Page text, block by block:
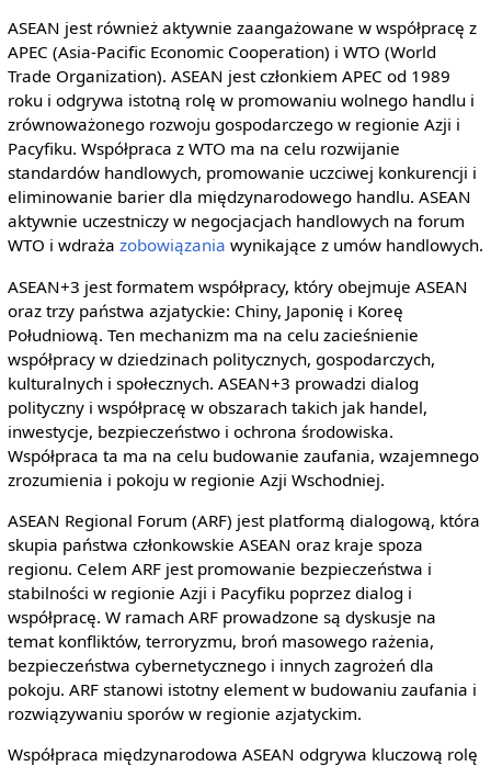
ASEAN jest również aktywnie zaangażowane w współpracę z
APEC (Asia-Pacific Economic Cooperation) i WTO (World
Trade Organization). ASEAN jest członkiem APEC od 1989
roku i odgrywa istotną rolę w promowaniu wolnego handlu i
zrównoważonego rozwoju gospodarczego w regionie Azji i
Pacyfiku. Współpraca z WTO ma na celu rozwijanie
standardów handlowych, promowanie uczciwej konkurencji i
eliminowanie barier dla międzynarodowego handlu. ASEAN
aktywnie uczestniczy w negocjacjach handlowych na forum
WTO i wdraża zobowiązania wynikające z umów handlowych.
ASEAN+3 jest formatem współpracy, który obejmuje ASEAN
oraz trzy państwa azjatyckie: Chiny, Japonię i Koreę
Południową. Ten mechanizm ma na celu zacieśnienie
współpracy w dziedzinach politycznych, gospodarczych,
kulturalnych i społecznych. ASEAN+3 prowadzi dialog
polityczny i współpracę w obszarach takich jak handel,
inwestycje, bezpieczeństwo i ochrona środowiska.
Współpraca ta ma na celu budowanie zaufania, wzajemnego
zrozumienia i pokoju w regionie Azji Wschodniej.
ASEAN Regional Forum (ARF) jest platformą dialogową, która
skupia państwa członkowskie ASEAN oraz kraje spoza
regionu. Celem ARF jest promowanie bezpieczeństwa i
stabilności w regionie Azji i Pacyfiku poprzez dialog i
współpracę. W ramach ARF prowadzone są dyskusje na
temat konfliktów, terroryzmu, broń masowego rażenia,
bezpieczeństwa cybernetycznego i innych zagrożeń dla
pokoju. ARF stanowi istotny element w budowaniu zaufania i
rozwiązywaniu sporów w regionie azjatyckim.
Współpraca międzynarodowa ASEAN odgrywa kluczową rolę